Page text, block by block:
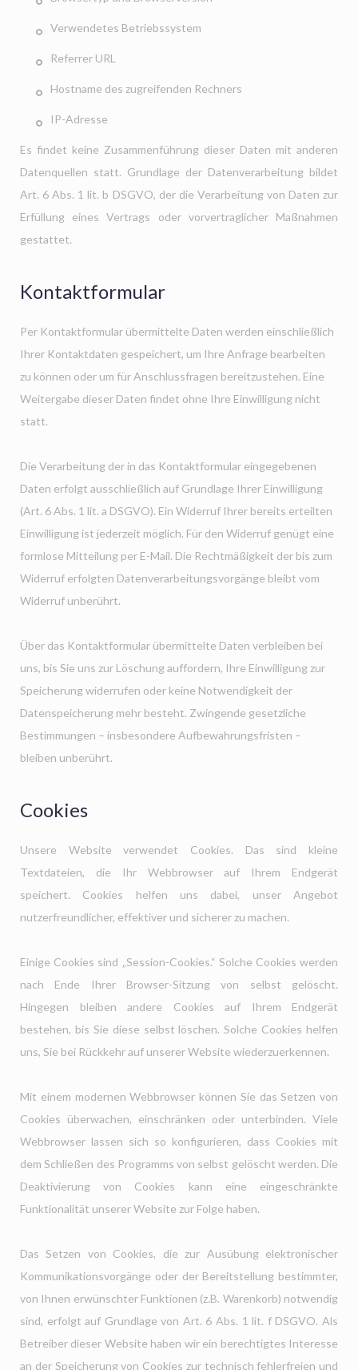
Verwendetes Betriebssystem
Referrer URL
Hostname des zugreifenden Rechners
IP-Adresse
Es findet keine Zusammenführung dieser Daten mit anderen
Datenquellen statt. Grundlage der Datenverarbeitung bildet
Art. 6 Abs. 1 lit. b DSGVO, der die Verarbeitung von Daten zur
Erfüllung eines Vertrags oder vorvertraglicher Maßnahmen
gestattet.
Kontaktformular
Per Kontaktformular übermittelte Daten werden einschließlich
Ihrer Kontaktdaten gespeichert, um Ihre Anfrage bearbeiten
zu können oder um für Anschlussfragen bereitzustehen. Eine
Weitergabe dieser Daten findet ohne Ihre Einwilligung nicht
statt.
Die Verarbeitung der in das Kontaktformular eingegebenen
Daten erfolgt ausschließlich auf Grundlage Ihrer Einwilligung
(Art. 6 Abs. 1 lit. a DSGVO). Ein Widerruf Ihrer bereits erteilten
Einwilligung ist jederzeit möglich. Für den Widerruf genügt eine
formlose Mitteilung per E-Mail. Die Rechtmäßigkeit der bis zum
Widerruf erfolgten Datenverarbeitungsvorgänge bleibt vom
Widerruf unberührt.
Über das Kontaktformular übermittelte Daten verbleiben bei
uns, bis Sie uns zur Löschung auffordern, Ihre Einwilligung zur
Speicherung widerrufen oder keine Notwendigkeit der
Datenspeicherung mehr besteht. Zwingende gesetzliche
Bestimmungen – insbesondere Aufbewahrungsfristen –
bleiben unberührt.
Cookies
Unsere Website verwendet Cookies. Das sind kleine
Textdateien, die Ihr Webbrowser auf Ihrem Endgerät
speichert. Cookies helfen uns dabei, unser Angebot
nutzerfreundlicher, effektiver und sicherer zu machen.
Einige Cookies sind „Session-Cookies.“ Solche Cookies werden
nach Ende Ihrer Browser-Sitzung von selbst gelöscht.
Hingegen bleiben andere Cookies auf Ihrem Endgerät
bestehen, bis Sie diese selbst löschen. Solche Cookies helfen
uns, Sie bei Rückkehr auf unserer Website wiederzuerkennen.
Mit einem modernen Webbrowser können Sie das Setzen von
Cookies überwachen, einschränken oder unterbinden. Viele
Webbrowser lassen sich so konfigurieren, dass Cookies mit
dem Schließen des Programms von selbst gelöscht werden. Die
Deaktivierung von Cookies kann eine eingeschränkte
Funktionalität unserer Website zur Folge haben.
Das Setzen von Cookies, die zur Ausübung elektronischer
Kommunikationsvorgänge oder der Bereitstellung bestimmter,
von Ihnen erwünschter Funktionen (z.B. Warenkorb) notwendig
sind, erfolgt auf Grundlage von Art. 6 Abs. 1 lit. f DSGVO. Als
Betreiber dieser Website haben wir ein berechtigtes Interesse
an der Speicherung von Cookies zur technisch fehlerfreien und